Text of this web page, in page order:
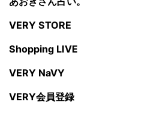
VERY STORE
Shopping LIVE
VERY NaVY
VERY会員登録